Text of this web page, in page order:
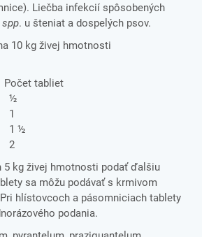
Liečba infekcií spôsobených
spp. u šteniat a dospelých psov.
10 kg živej hmotnosti
Počet tabliet
½
2
5 kg živej hmotnosti podať ďalšiu
sa môžu podávať s krmivom
hlístovcoch a pásomniciach tablety
podania.